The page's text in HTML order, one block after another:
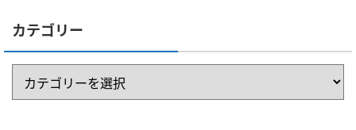
カテゴリー